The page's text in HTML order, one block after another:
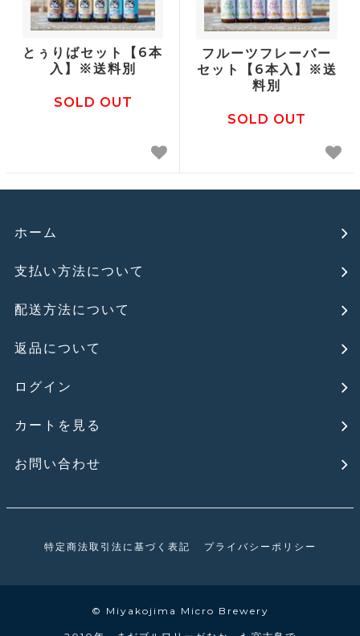
とぅりばセット【6本
入】※送料別
SOLD OUT
フルーツフレーバー
セット【6本入】※送
料別
SOLD OUT
ホーム
支払い方法について
配送方法について
返品について
ログイン
カートを見る
お問い合わせ
特定商法取引法に基づく表記 プライバシーポリシー
© Miyakojima Micro Brewery